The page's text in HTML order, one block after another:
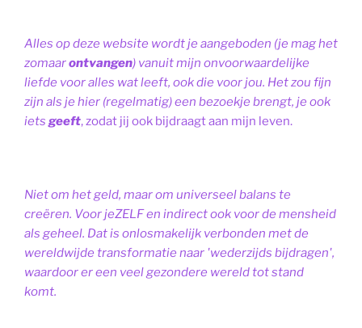
Alles op deze website wordt je aangeboden (je mag het
zomaarontvangen) vanuit mijn onvoorwaardelijke
liefde voor alles wat leeft, ook die voor jou. Het zou fijn
zijn als je hier (regelmatig) een bezoekje brengt, je ook
iets geeft, zodat jij ook bijdraagt aan mijn leven.
Niet om het geld, maar om universeel balans te
creëren. Voor jeZELF en indirect ook voor de mensheid
als geheel. Dat is onlosmakelijk verbonden met de
wereldwijde transformatie naar 'wederzijds bijdragen',
waardoor er een veel gezondere wereld tot stand
komt.